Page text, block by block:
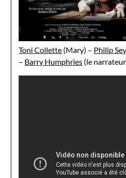
Toni Collette (Mary) – Philip
– Barry Humphries (le